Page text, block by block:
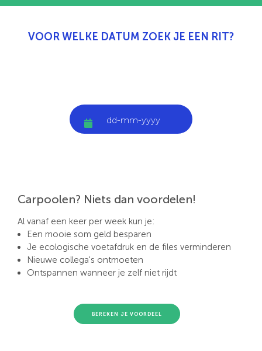
VOOR WELKE DATUM ZOEK JE EEN RIT?
Carpoolen? Niets dan voordelen!
Al vanaf een keer per week kun je:
Een mooie som geld besparen
Je ecologische voetafdruk en de files verminderen
Nieuwe collega's ontmoeten
Ontspannen wanneer je zelf niet rijdt
BEREKEN JE VOORDEEL